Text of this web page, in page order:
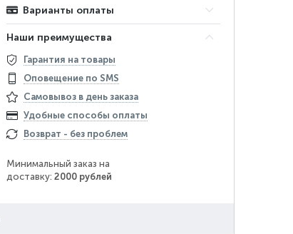
Варианты оплаты
Наши преимущества
Гарантия на товары
Оповещение по SMS
Самовывоз в день заказа
Удобные способы оплаты
Возврат - без проблем
Минимальный заказ на
доставку:2000 рублей